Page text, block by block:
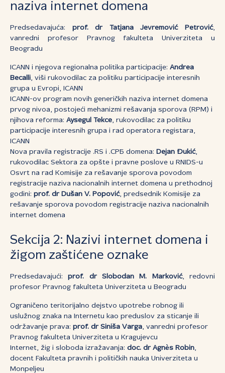
naziva internet domena
Predsedavajuća: prof. dr Tatjana Jevremović Petrović,
vanredni profesor Pravnog fakulteta Univerziteta u
Beogradu
ICANN i njegova regionalna politika participacije: Andrea
Becalli , viši rukovodilac za politiku participacije interesnih
grupa u Evropi, ICANN
ICANN-ov program novih generičkih naziva internet domena
prvog nivoa, postojeći mehanizmi rešavanja sporova (RPM) i
njihova reforma: Aysegul Tekce , rukovodilac za politiku
participacije interesnih grupa i rad operatora registara,
ICANN
Nova pravila registracije .RS i .СРБ domena: Dejan Đukić,
rukovodilac Sektora za opšte i pravne poslove u RNIDS-u
Osvrt na rad Komisije za rešavanje sporova povodom
registracije naziva nacionalnih internet domena u prethodnoj
godini: prof. dr Dušan V. Popović, predsednik Komisije za
rešavanje sporova povodom registracije naziva nacionalnih
internet domena
Sekcija 2: Nazivi internet domena i
žigom zaštićene oznake
Predsedavajući:prof. dr Slobodan M. Marković, redovni
profesor Pravnog fakulteta Univerziteta u Beogradu
Ograničeno teritorijalno dejstvo upotrebe robnog ili
uslužnog znaka na Internetu kao preduslov za sticanje ili
održavanje prava: prof. dr Siniša Varga , vanredni profesor
Pravnog fakulteta Univerziteta u Kragujevcu
Internet, žig i sloboda izražavanja: doc. dr Agnès Robin
docent Fakulteta pravnih i političkih nauka Univerziteta u
Monpeljeu